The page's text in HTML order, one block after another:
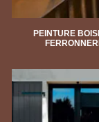
PEINTURE